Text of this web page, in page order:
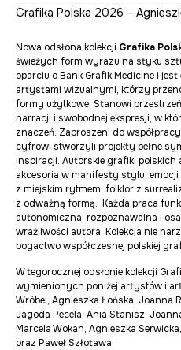
Grafika Polska 2026 –
Nowa odsłona kolekcji Grafika
świeżych form wyrazu na styku
oparciu o Bank Grafik Medicine i
artystami wizualnymi, którzy
formy użytkowe. Stanowi
narracji i swobodnej ekspresji, w
znaczeń. Zaproszeni do
cyfrowi stworzyli projekty pełne
inspiracji. Autorskie grafiki
akcesoria w manifesty stylu,
z miejskim rytmem, folklor z
z odważną formą. Każda praca
autonomiczna, rozpoznawalna i
wrażliwości autora. Kolekcja nie
bogactwo współczesnej polskiej
W tegorocznej odsłonie kolekcji
wymienionych poniżej artystów i
Wróbel, Agnieszka Łońska, Joanna
Jagoda Pecela, Ania Stanisz,
Marcela Wokan, Agnieszka
oraz Paweł Szłotawa.